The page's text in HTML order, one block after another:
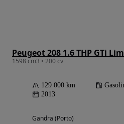
Peugeot 208 1.6 THP GTi
1598 cm3 • 200 cv
129 000 km
2013
Gandra (Porto)